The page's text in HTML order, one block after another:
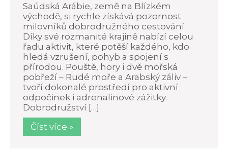
Saúdská Arábie, země na Blízkém
východě, si rychle získává pozornost
milovníků dobrodružného cestování.
Díky své rozmanité krajině nabízí celou
řadu aktivit, které potěší každého, kdo
hledá vzrušení, pohyb a spojení s
přírodou. Pouště, hory i dvě mořská
pobřeží – Rudé moře a Arabský záliv –
tvoří dokonalé prostředí pro aktivní
odpočinek i adrenalinové zážitky.
Dobrodružství […]
Číst více »